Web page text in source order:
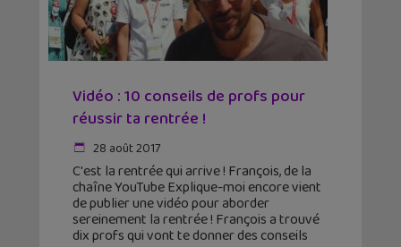
Vidéo : 10 conseils de profs pour
réussir ta rentrée !
28 août 2017
C'est la rentrée qui arrive ! François, de la
chaîne YouTube Explique-moi encore vient
de publier une vidéo pour aborder
sereinement la rentrée ! François a trouvé
dix profs qui vont te donner des conseils